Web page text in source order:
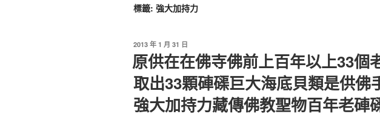
標籤: 強大加持力
發
佈
於
2013 年 1 月 31 日
原供在在佛寺佛前上百年以上33個
取出33顆硨磲巨大海底貝類是供佛
強大加持力藏傳佛教聖物百年老硨